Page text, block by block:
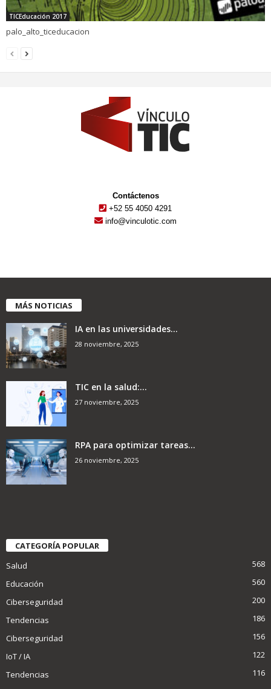
TICEducación 2017
palo_alto_ticeducacion
Contáctenos
+52 55 4050 4291
info@vinculotic.com
MÁS NOTICIAS
IA en las universidades...
28 noviembre, 2025
TIC en la salud:...
27 noviembre, 2025
RPA para optimizar tareas...
26 noviembre, 2025
CATEGORÍA POPULAR
Salud
568
Educación
560
Ciberseguridad
200
Tendencias
186
Ciberseguridad
156
IoT / IA
122
Tendencias
116